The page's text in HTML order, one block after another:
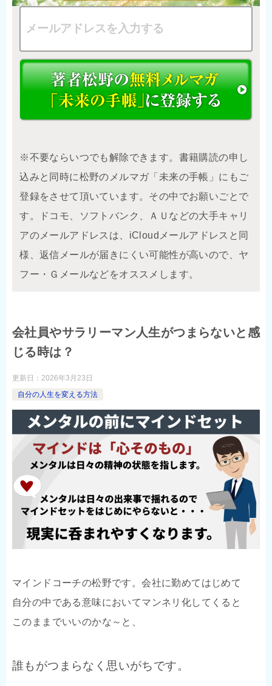
※不要ならいつでも解除できます。書籍購読の申し
込みと同時に松野のメルマガ「未来の手帳」にもご
登録をさせて頂いています。その中でお願いごとで
す。ドコモ、ソフトバンク、ＡＵなどの大手キャリ
アのメールアドレスは、iCloudメールアドレスと同
様、返信メールが届きにくい可能性が高いので、ヤ
フー・Ｇメールなどをオススメします。
会社員やサラリーマン人生がつまらないと感
じる時は？
更新日： 2026年3月23日
自分の人生を変える方法
マインドコーチの松野です。会社に勤めてはじめて
自分の中である意味においてマンネリ化してくると
このままでいいのかな～と、
誰もがつまらなく思いがちです。